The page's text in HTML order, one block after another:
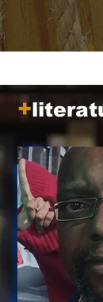
devastadora
que, quanto
tempo,
+